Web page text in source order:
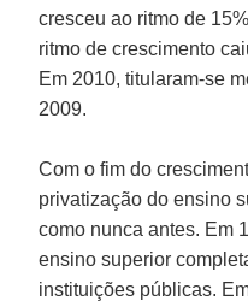
cresceu ao ritmo de
ritmo de crescimento
Em 2010, titularam-se
2009.
Com o fim do
privatização do ensino
como nunca antes. Em
ensino superior
instituições públicas.